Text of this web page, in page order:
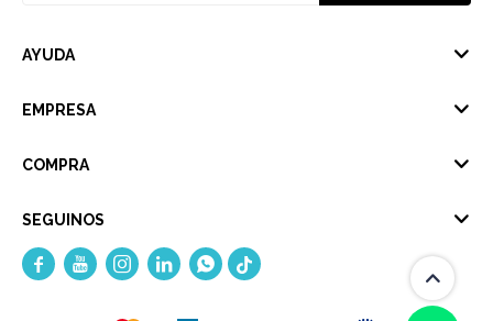
AYUDA
EMPRESA
COMPRA
SEGUINOS
    